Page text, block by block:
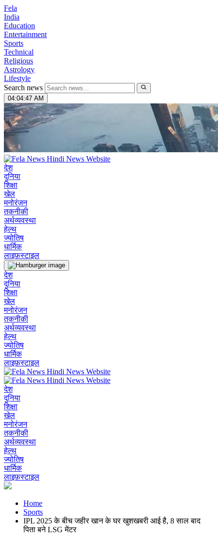
Fela
India
Education
Entertainment
Sports
Technical
Religious
Astrology
Lifestyle
Search news
04:04:48 AM
देश
दुनिया
शिक्षा
खेल
मनोरंजन
तकनीकी
अर्थव्यवस्था
हेल्थ
ज्योतिष
धार्मिक
लाइफ़स्टाइल
देश
दुनिया
शिक्षा
खेल
मनोरंजन
तकनीकी
अर्थव्यवस्था
हेल्थ
ज्योतिष
धार्मिक
लाइफ़स्टाइल
देश
दुनिया
शिक्षा
खेल
मनोरंजन
तकनीकी
अर्थव्यवस्था
हेल्थ
ज्योतिष
धार्मिक
लाइफ़स्टाइल
Home
Sports
IPL 2025 के बीच जहीर खान के घर खुशखबरी आई है, 8 साल बाद
पिता बने LSG मेंटर